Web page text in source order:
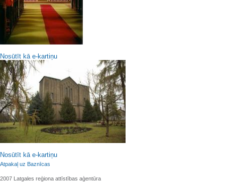
Nosūtīt kā e-kartiņu
Nosūtīt kā e-kartiņu
Atpakaļ uz Baznīcas
2007 Latgales reģiona attīstības aģentūra